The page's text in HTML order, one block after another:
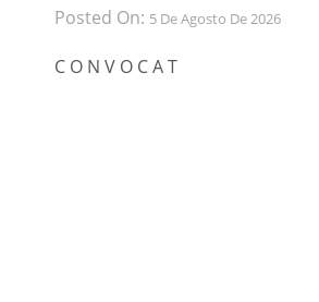
Posted On: 5 De Agosto De 2026
C O N V O C A T